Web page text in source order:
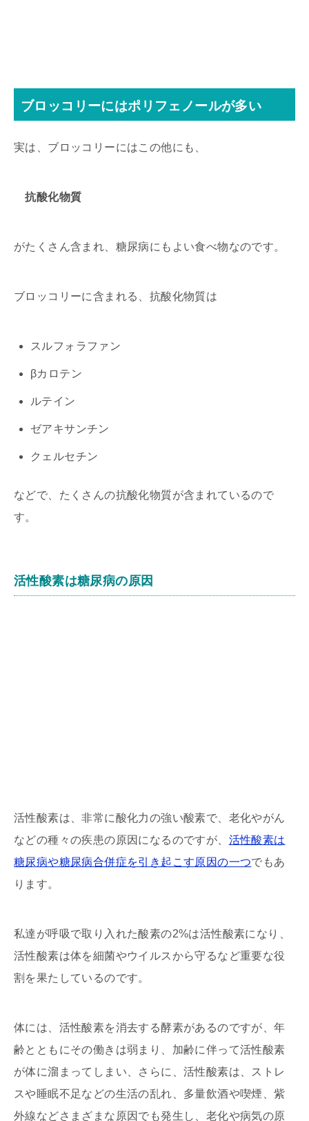
ブロッコリーにはポリフェノールが多い
実は、ブロッコリーにはこの他にも、
抗酸化物質
がたくさん含まれ、糖尿病にもよい食べ物なのです。
ブロッコリーに含まれる、抗酸化物質は
スルフォラファン
βカロテン
ルテイン
ゼアキサンチン
クェルセチン
などで、たくさんの抗酸化物質が含まれているので
す。
活性酸素は糖尿病の原因
活性酸素は、非常に酸化力の強い酸素で、老化やがん
などの種々の疾患の原因になるのですが、 活性酸素は
糖尿病や糖尿病合併症を引き起こす原因の一つでもあ
ります。
私達が呼吸で取り入れた酸素の2%は活性酸素になり、
活性酸素は体を細菌やウイルスから守るなど重要な役
割を果たしているのです。
体には、活性酸素を消去する酵素があるのですが、年
齢とともにその働きは弱まり、加齢に伴って活性酸素
が体に溜まってしまい、さらに、活性酸素は、ストレ
スや睡眠不足などの生活の乱れ、多量飲酒や喫煙、紫
外線などさまざまな原因でも発生し、老化や病気の原